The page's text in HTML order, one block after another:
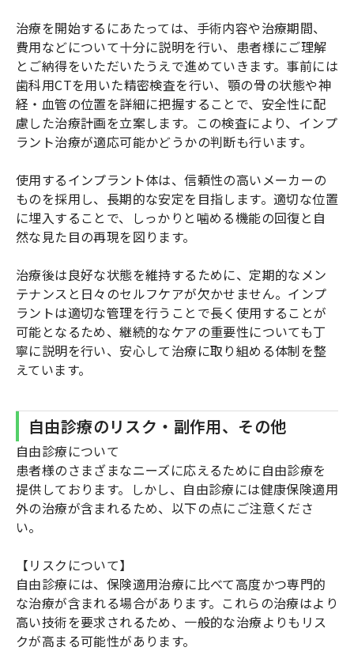
治療を開始するにあたっては、手術内容や治療期間、
費用などについて十分に説明を行い、患者様にご理解
とご納得をいただいたうえで進めていきます。事前には
歯科用CTを用いた精密検査を行い、顎の骨の状態や神
経・血管の位置を詳細に把握することで、安全性に配
慮した治療計画を立案します。この検査により、インプ
ラント治療が適応可能かどうかの判断も行います。
使用するインプラント体は、信頼性の高いメーカーの
ものを採用し、長期的な安定を目指します。適切な位置
に埋入することで、しっかりと噛める機能の回復と自
然な見た目の再現を図ります。
治療後は良好な状態を維持するために、定期的なメン
テナンスと日々のセルフケアが欠かせません。インプ
ラントは適切な管理を行うことで長く使用することが
可能となるため、継続的なケアの重要性についても丁
寧に説明を行い、安心して治療に取り組める体制を整
えています。
自由診療のリスク・副作用、その他
自由診療について
患者様のさまざまなニーズに応えるために自由診療を
提供しております。しかし、自由診療には健康保険適用
外の治療が含まれるため、以下の点にご注意くださ
い。
【リスクについて】
自由診療には、保険適用治療に比べて高度かつ専門的
な治療が含まれる場合があります。これらの治療はより
高い技術を要求されるため、一般的な治療よりもリス
クが高まる可能性があります。